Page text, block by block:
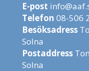
E-post
Telefon 08-506
Besöksadress
Solna
Postaddress
Solna